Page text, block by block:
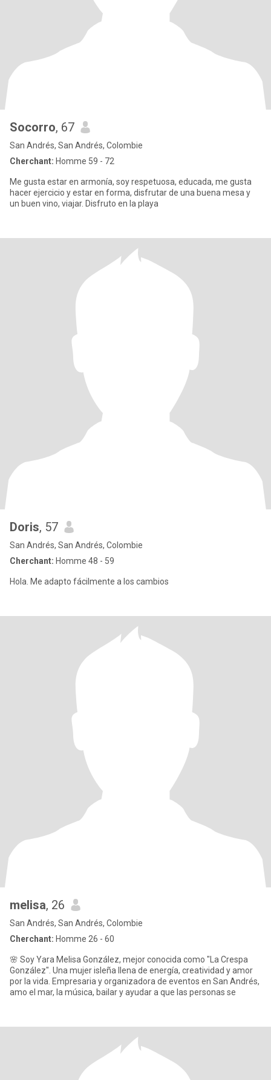
Socorro, 67
San Andrés, San Andrés, Colombie
Cherchant: Homme 59 - 72
Me gusta estar en armonía, soy respetuosa, educada, me gusta
hacer ejercicio y estar en forma, disfrutar de una buena mesa y
un buen vino, viajar. Disfruto en la playa
Doris, 57
San Andrés, San Andrés, Colombie
Cherchant: Homme 48 - 59
Hola. Me adapto fácilmente a los cambios
melisa, 26
San Andrés, San Andrés, Colombie
Cherchant: Homme 26 - 60
🌸 Soy Yara Melisa González, mejor conocida como "La Crespa
González". Una mujer isleña llena de energía, creatividad y amor
por la vida. Empresaria y organizadora de eventos en San Andrés,
amo el mar, la música, bailar y ayudar a que las personas se